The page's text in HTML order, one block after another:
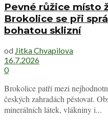
Pevné růžice místo
Brokolice se při
bohatou sklizní
od Jitka Chvapilova
16.7.2026
0
Brokolice patří mezi
českých zahradách pěstovat.
minerálních látek, vlákniny i...